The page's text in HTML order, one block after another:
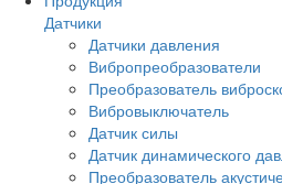
Датчики
Датчики давления
Вибропреобразователи
Преобразователь
Вибровыключатель
Датчик силы
Датчик динамического
Преобразователь